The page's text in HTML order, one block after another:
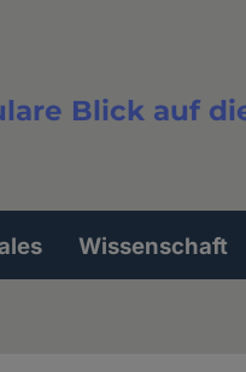
Blick auf
Wissenschaft